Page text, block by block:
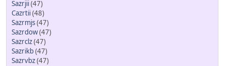
Sazrjii(47)
Cazrtii(48)
Sazrmjs(47)
Sazrdow(47)
Sazrclz(47)
Sazrikb(47)
Sazrvbz(47)